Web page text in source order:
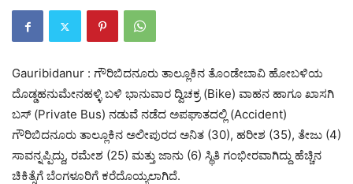
Gauribidanur : ಗೌರಿಬಿದನೂರು ತಾಲ್ಲೂಕಿನ‌ ತೊಂಡೇಬಾವಿ ಹೋಬಳಿಯ
ದೊಡ್ಡಹನುಮೇನಹಳ್ಳಿ ಬಳಿ ಭಾನುವಾರ ದ್ವಿಚಕ್ರ (Bike) ವಾಹನ ಹಾಗೂ ಖಾಸಗಿ
ಬಸ್ (Private Bus) ನಡುವೆ ನಡೆದ ಅಪಘಾತದಲ್ಲಿ (Accident)
ಗೌರಿಬಿದನೂರು ತಾಲ್ಲೂಕಿನ ‌ಅಲೀಪುರದ ಅನಿತ (30), ಹರೀಶ (35), ತೇಜು (4)
ಸಾವನ್ನಪ್ಪಿದ್ದು, ರಮೇಶ (25) ಮತ್ತು ಜಾನು (6) ಸ್ಥಿತಿ ಗಂಭೀರವಾಗಿದ್ದು ಹೆಚ್ಚಿನ
ಚಿಕಿತ್ಸೆಗೆ ಬೆಂಗಳೂರಿಗೆ ಕರೆದೊಯ್ಯಲಾಗಿದೆ.